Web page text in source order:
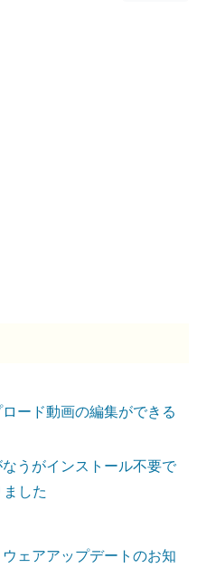
ード動画の編集ができる
なうがインストール不要で
した
ウェアアップデートのお知